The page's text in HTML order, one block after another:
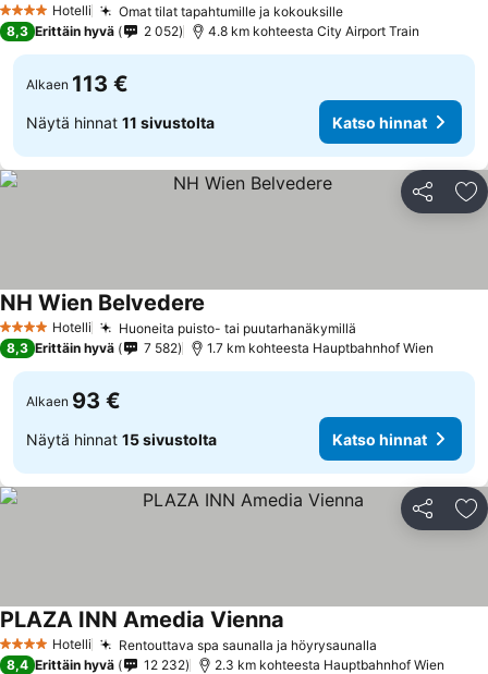
4 Tähtiluokitus
Hotelli Omat tilat tapahtumille ja kokouksille
8,3 Erittäin hyvä 2 052 4.8 km kohteesta City Airport Train
Alkaen 113 €
Näytä hinnat 11 sivustolta Katso hinnat
Jaa
4 Tähtiluokitus
Hotelli Huoneita puisto- tai puutarhanäkymillä
NH Wien Belvedere
8,3 Erittäin hyvä 7 582 1.7 km kohteesta Hauptbahnhof Wien
Alkaen 93 €
Näytä hinnat 15 sivustolta Katso hinnat
Jaa
4 Tähtiluokitus
Hotelli Rentouttava spa saunalla ja höyrysaunalla
PLAZA INN Amedia Vienna
8,4 Erittäin hyvä 12 232 2.3 km kohteesta Hauptbahnhof Wien